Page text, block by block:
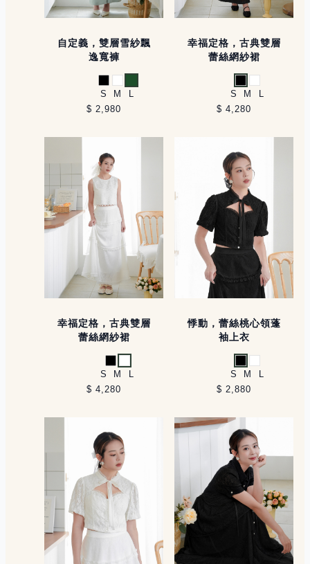
自定義，雙層雪紗飄
逸寬褲
黑 白 綠
S M
$ 2,980
幸福定格，古典雙層
蕾絲網紗裙
黑 白
S M
$ 4,280
幸福定格，古典雙層
蕾絲網紗裙
黑 白
S M
L
$ 4,280
悸動，蕾絲桃心領蓬
袖上衣
黑 白
S M
L
$ 2,880